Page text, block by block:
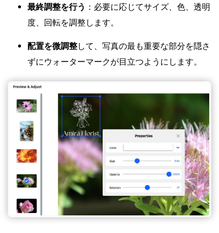
最終調整を行う ：必要に応じてサイズ、色、透明
度、回転を調整します。
配置を微調整して、写真の最も重要な部分を隠さ
ずにウォーターマークが目立つようにします。